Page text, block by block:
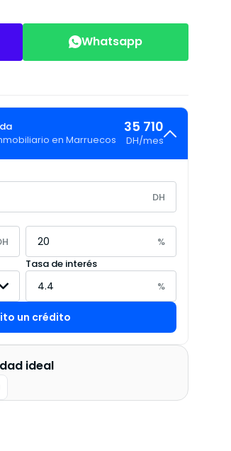
Whatsapp
en Marruecos
35 710
DH/mes
DH
%
Tasa de interés
%
un crédito
ideal